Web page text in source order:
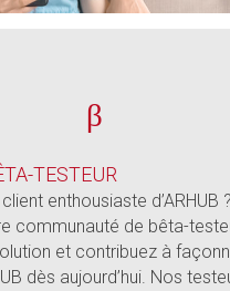
β
TESTEUR
enthousiaste d’ARHUB
communauté de bêta-
et contribuez à
dès aujourd’hui. Nos